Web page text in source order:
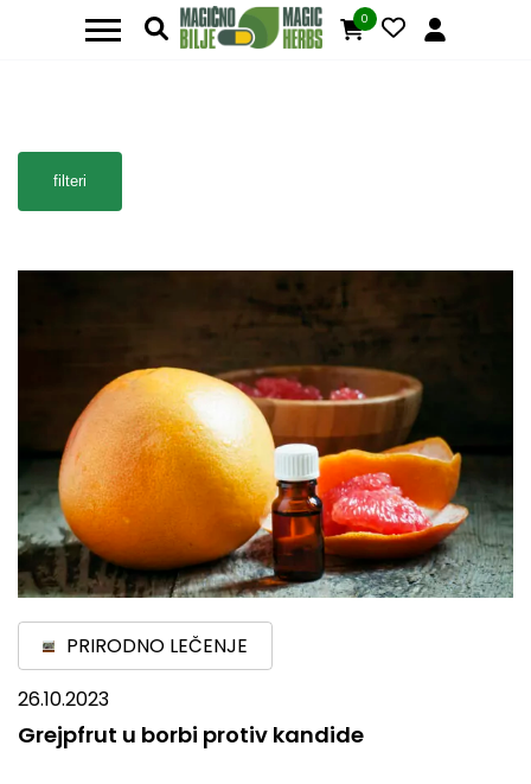
0
filteri
PRIRODNO LEČENJE
26.10.2023
Grejpfrut u borbi protiv kandide